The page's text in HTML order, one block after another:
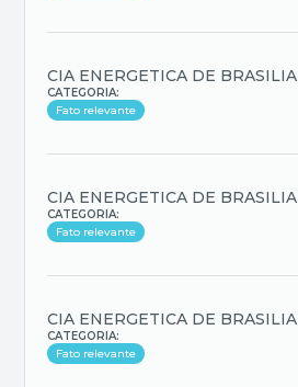
CIA ENERGETICA DE BRASILIA
CATEGORIA:
Fato relevante
CIA ENERGETICA DE BRASILIA
CATEGORIA:
Fato relevante
CIA ENERGETICA DE BRASILIA
CATEGORIA:
Fato relevante